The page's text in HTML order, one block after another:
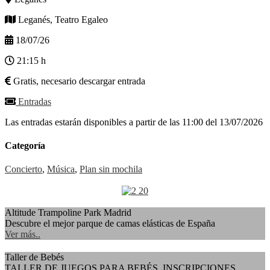
Leganés, Teatro Egaleo
18/07/26
21:15 h
Gratis, necesario descargar entrada
Entradas
Las entradas estarán disponibles a partir de las 11:00 del 13/07/2026
Categoría
Concierto, Música, Plan sin mochila
Altitude Trampoline Park Madrid
Descubre el mejor parque de camas elásticas de España
Ver más..
Taller de Bebés